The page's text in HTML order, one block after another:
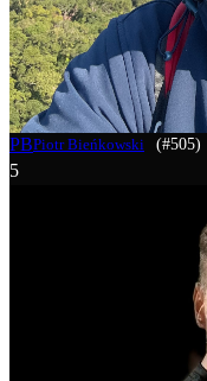
PBPiotr Bieńkowski (#505)
5